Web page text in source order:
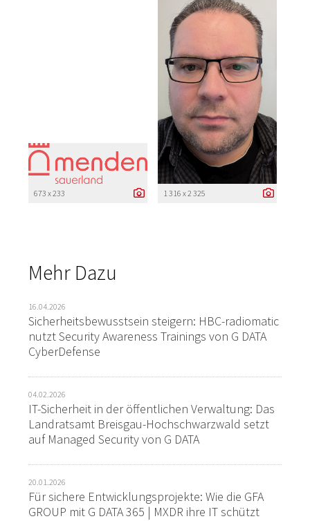
673 x 233 1 316 x 2 325
Mehr Dazu
16.04.2026
Sicherheitsbewusstsein steigern: HBC-radiomatic
nutzt Security Awareness Trainings von G DATA
CyberDefense
04.02.2026
IT-Sicherheit in der öffentlichen Verwaltung: Das
Landratsamt Breisgau-Hochschwarzwald setzt
auf Managed Security von G DATA
20.01.2026
Für sichere Entwicklungsprojekte: Wie die GFA
GROUP mit G DATA 365 | MXDR ihre IT schützt